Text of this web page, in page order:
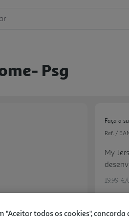
Psg
Faça a
Ref. /
My
19.99 €/
"Aceitar todos os cookies",